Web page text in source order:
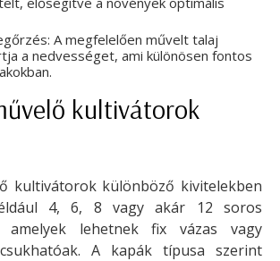
A megfelelően művelt talaj
a nedvességet, ami különösen fontos
kultivátorok
kultivátorok különböző kivitelekben
4, 6, 8 vagy akár 12 soros
amelyek lehetnek fix vázas vagy
A kapák típusa szerint